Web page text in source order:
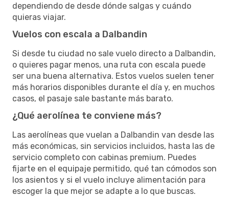
dependiendo de desde dónde salgas y cuándo
quieras viajar.
Vuelos con escala a Dalbandin
Si desde tu ciudad no sale vuelo directo a Dalbandin,
o quieres pagar menos, una ruta con escala puede
ser una buena alternativa. Estos vuelos suelen tener
más horarios disponibles durante el día y, en muchos
casos, el pasaje sale bastante más barato.
¿Qué aerolínea te conviene más?
Las aerolíneas que vuelan a Dalbandin van desde las
más económicas, sin servicios incluidos, hasta las de
servicio completo con cabinas premium. Puedes
fijarte en el equipaje permitido, qué tan cómodos son
los asientos y si el vuelo incluye alimentación para
escoger la que mejor se adapte a lo que buscas.